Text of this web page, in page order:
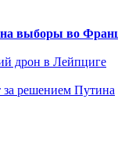
выборы во
дрон в Лейпциге
решением Путина